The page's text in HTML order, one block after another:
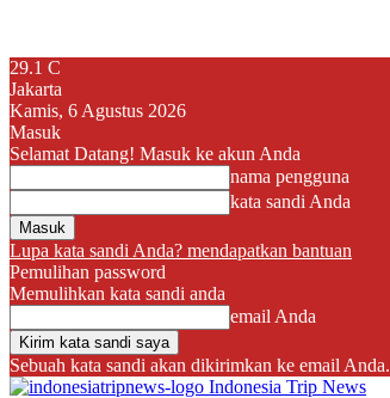
29.1 C
Jakarta
Kamis, 6 Agustus 2026
Masuk
Selamat Datang! Masuk ke akun Anda
nama pengguna
kata sandi Anda
Lupa kata sandi Anda? mendapatkan bantuan
Pemulihan password
Memulihkan kata sandi anda
email Anda
Sebuah kata sandi akan dikirimkan ke email Anda.
Indonesia Trip News